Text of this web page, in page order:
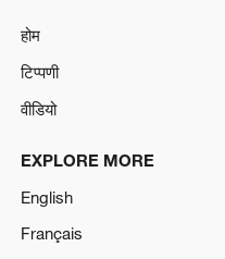
होम
टिप्पणी
वीडियो
EXPLORE MORE
English
Français